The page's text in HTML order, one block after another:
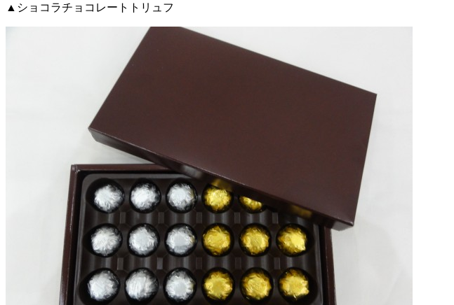
▲ショコラチョコレートトリュフ